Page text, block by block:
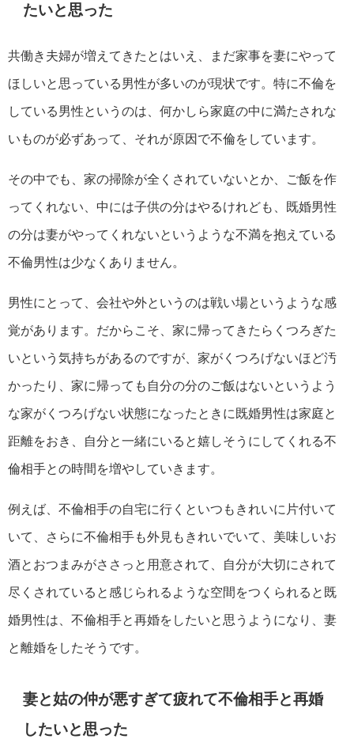
たいと思った
共働き夫婦が増えてきたとはいえ、まだ家事を妻にやって
ほしいと思っている男性が多いのが現状です。特に不倫を
している男性というのは、何かしら家庭の中に満たされな
いものが必ずあって、それが原因で不倫をしています。
その中でも、家の掃除が全くされていないとか、ご飯を作
ってくれない、中には子供の分はやるけれども、既婚男性
の分は妻がやってくれないというような不満を抱えている
不倫男性は少なくありません。
男性にとって、会社や外というのは戦い場というような感
覚があります。だからこそ、家に帰ってきたらくつろぎた
いという気持ちがあるのですが、家がくつろげないほど汚
かったり、家に帰っても自分の分のご飯はないというよう
な家がくつろげない状態になったときに既婚男性は家庭と
距離をおき、自分と一緒にいると嬉しそうにしてくれる不
倫相手との時間を増やしていきます。
例えば、不倫相手の自宅に行くといつもきれいに片付いて
いて、さらに不倫相手も外見もきれいでいて、美味しいお
酒とおつまみがささっと用意されて、自分が大切にされて
尽くされていると感じられるような空間をつくられると既
婚男性は、不倫相手と再婚をしたいと思うようになり、妻
と離婚をしたそうです。
妻と姑の仲が悪すぎて疲れて不倫相手と再婚
したいと思った